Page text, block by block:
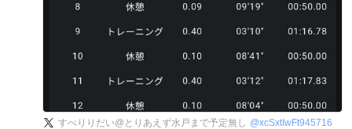
すべりりだい@とりあえず水戸まで予定無し @xcSxtIwFt945716